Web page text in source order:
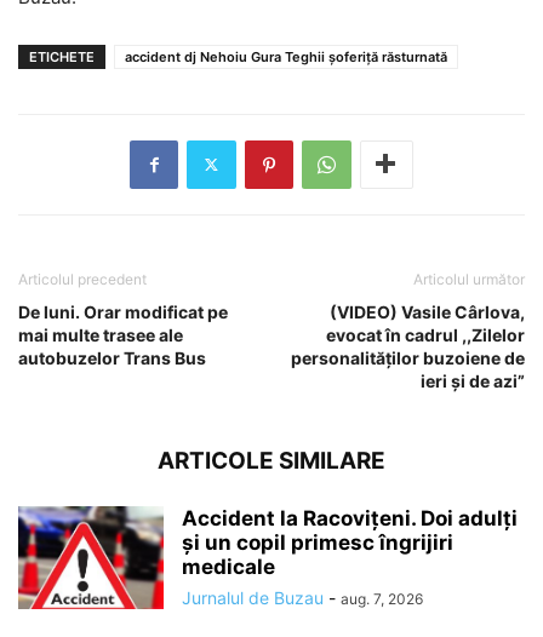
ETICHETE accident dj Nehoiu Gura Teghii șoferiță răsturnată
Articolul precedent
De luni. Orar modificat pe
mai multe trasee ale
autobuzelor Trans Bus
Articolul următor
(VIDEO) Vasile Cârlova,
evocat în cadrul ,,Zilelor
personalităților buzoiene de
ieri și de azi”
ARTICOLE SIMILARE
Accident la Racovițeni. Doi adulți
și un copil primesc îngrijiri
medicale
Jurnalul de Buzau - aug. 7, 2026